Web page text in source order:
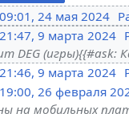
09:01, 24 мая 2024
21:47, 9 марта 2024
DEG (игры){{#ask:
21:46, 9 марта 2024
19:00, 26 февраля
на мобильных